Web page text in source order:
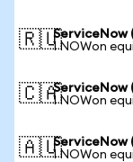
🇷🇺ServiceNow
1 NOWon
🇨🇦ServiceNow
1 NOWon
🇦🇺ServiceNow
1 NOWon